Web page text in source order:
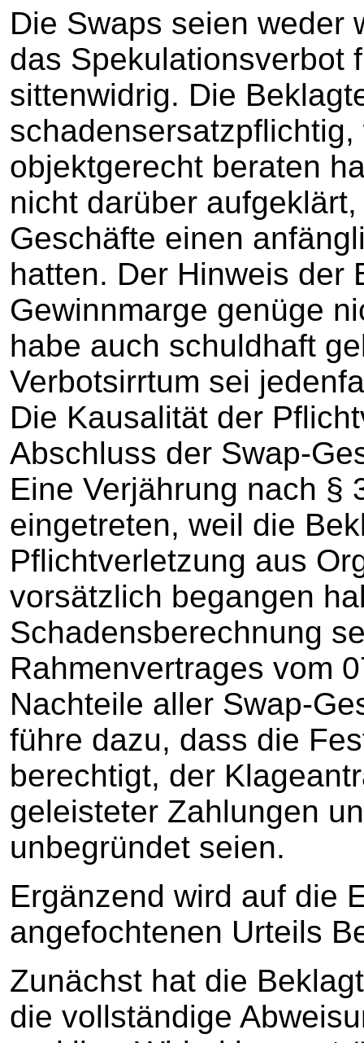
Die Swaps seien weder
das Spekulationsverbot
sittenwidrig. Die
objektgerecht beraten
nicht darüber
Geschäfte einen
hatten. Der Hinweis der
Gewinnmarge genüge
habe auch schuldhaft
Verbotsirrtum sei
Die Kausalität der
Abschluss der Swap-
Eine Verjährung nach §
eingetreten, weil die
Pflichtverletzung aus
vorsätzlich begangen
Schadensberechnung
Rahmenvertrages vom
Nachteile aller Swap-
führe dazu, dass die
berechtigt, der
geleisteter Zahlungen
unbegründet seien.
Ergänzend wird auf die
angefochtenen Urteils
Zunächst hat die
die vollständige